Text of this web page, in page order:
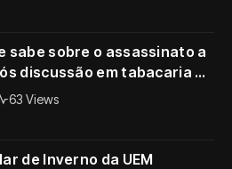
sabe sobre o assassinato a
discussão em tabacaria de
câmera registrou o crime
63 Views
de Inverno da UEM